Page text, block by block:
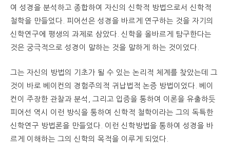
여 성경을 분석하고 종합하여 자신의 신학적 방법으로서 신학적
철학을 만들었다. 피어선은 성경을 바르게 연구하는 것을 자기의
신학연구에 평생의 과제로 삼았다. 신학을 올바르게 탐구한다는
것은 궁극적으로 성경이 말하는 것을 말하게 하는 것이었다.
그는 자신의 방법의 기초가 될 수 있는 논리적 체계를 찾았는데 그
것이 바로 베이컨의 경험주의적 귀납법적 논증 방법이었다. 베이
컨이 주장한 관찰과 분석, 그리고 입증을 통하여 이론을 유출하듯
피어선 역시 이런 방식을 통하여 신학적 철학이라는 그의 독특한
신학연구 방법론을 만들었다. 이런 신학방법을 통하여 성경을 바
르게 이해하는 그의 신학의 목적을 이루게 되었다.